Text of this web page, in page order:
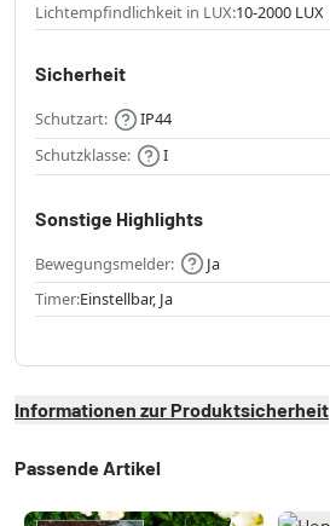
Lichtempfindlichkeit in LUX:10-2000 LUX
Sicherheit
Schutzart:
IP44
Schutzklasse:
I
Sonstige Highlights
Bewegungsmelder:
Ja
Timer:Einstellbar, Ja
Informationen zur Produktsicherheit
Passende Artikel